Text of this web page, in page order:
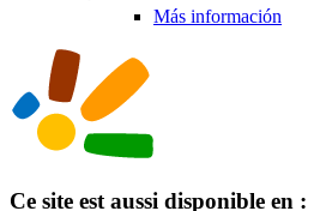
Más información
Ce site est aussi disponible en :